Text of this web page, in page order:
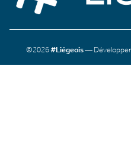
©2026#Liégeois—